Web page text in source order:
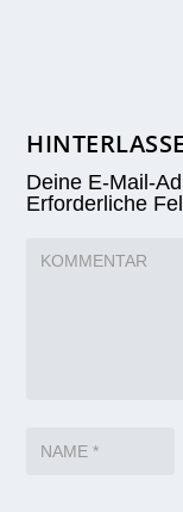
Deine E-Mail-
Erforderliche